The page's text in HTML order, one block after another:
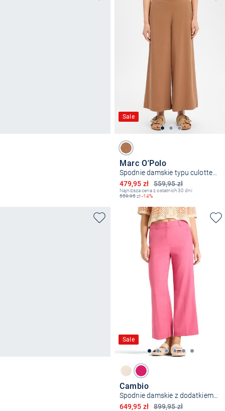
Sale
Marc O'Polo
Spodnie damskie typu culottes z zawartością lnu
559,95 zł
Obniżona cena
479,95 zł
Najniższa cena z ostatnich 30 dni:
559,95zł-14%
Sale
Cambio
Spodnie damskie z dodatkiem lnu – California
899,95 zł
Obniżona cena
649,95 zł